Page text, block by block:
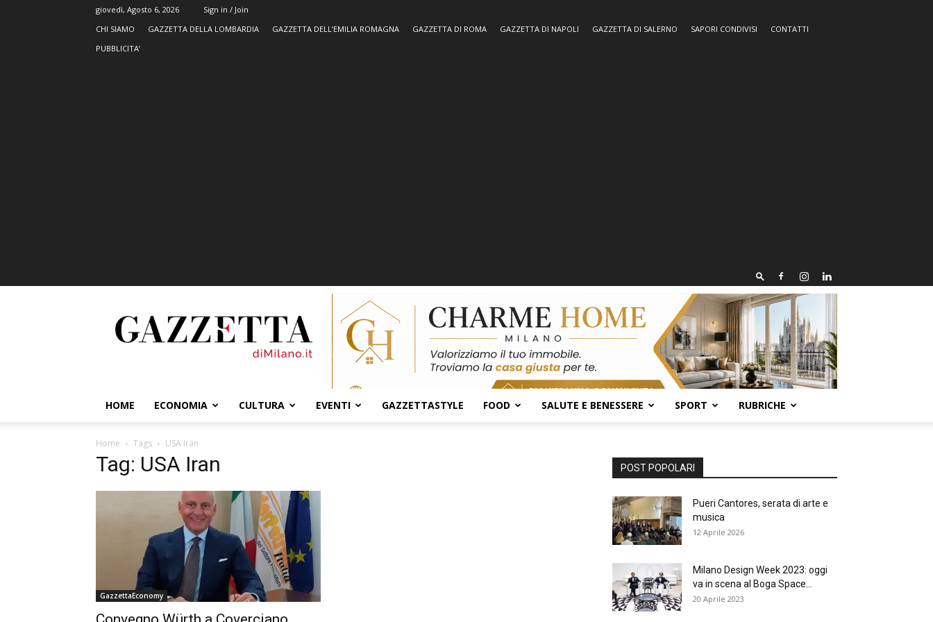
giovedì, Agosto 6, 2026
Sign in / Join
CHI SIAMO
GAZZETTA DELLA LOMBARDIA GAZZETTA DELL’EMILIA ROMAGNA GAZZETTA DI ROMA GAZZETTA DI NAPOLI GAZZETTA DI SALERNO SAPORI CONDIVISI
CONTATTI
PUBBLICITA’
HOME ECONOMIA CULTURA EVENTI GAZZETTASTYLE FOOD SALUTE E BENESSERE SPORT RUBRICHE
Home Tags USA Iran
Tag: USA Iran
GazzettaEconomy
POST POPOLARI
Pueri Cantores, serata di arte e
musica
12 Aprile 2026
Milano Design Week 2023: oggi
va in scena al Boga Space...
20 Aprile 2023